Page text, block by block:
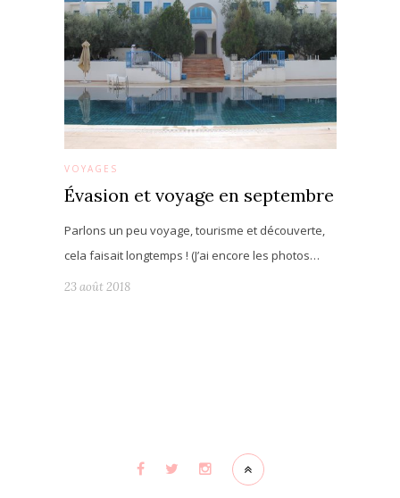
VOYAGES
Évasion et voyage en septembre
Parlons un peu voyage, tourisme et découverte,
cela faisait longtemps ! (J’ai encore les photos…
23 août 2018